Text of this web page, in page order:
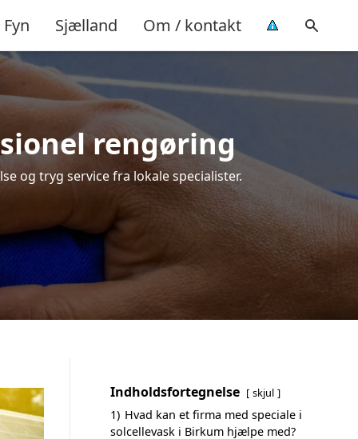
Fyn Sjælland Om / kontakt
rengøring
og tryg service fra lokale specialister.
Indholdsfortegnelse skjul
1) Hvad kan et firma med speciale i
solcellevask i Birkum hjælpe med?